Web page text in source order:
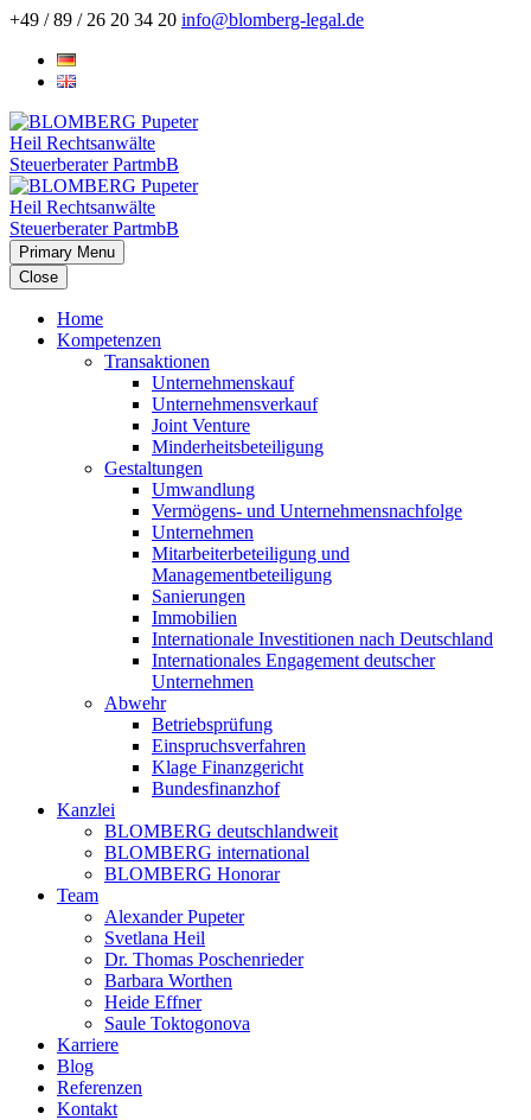
+49 / 89 / 26 20 34 20 info@blomberg-legal.de
Primary Menu
Close
Home
Kompetenzen
Transaktionen
Unternehmenskauf
Unternehmensverkauf
Joint Venture
Minderheitsbeteiligung
Gestaltungen
Umwandlung
Vermögens- und Unternehmensnachfolge
Unternehmen
Mitarbeiterbeteiligung und
Managementbeteiligung
Sanierungen
Immobilien
Internationale Investitionen nach Deutschland
Internationales Engagement deutscher
Unternehmen
Abwehr
Betriebsprüfung
Einspruchsverfahren
Klage Finanzgericht
Bundesfinanzhof
Kanzlei
BLOMBERG deutschlandweit
BLOMBERG international
BLOMBERG Honorar
Team
Alexander Pupeter
Svetlana Heil
Dr. Thomas Poschenrieder
Barbara Worthen
Heide Effner
Saule Toktogonova
Karriere
Blog
Referenzen
Kontakt